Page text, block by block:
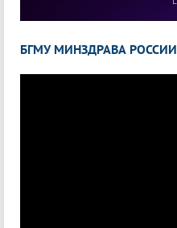
БГМУ МИНЗДРАВА РОССИИ